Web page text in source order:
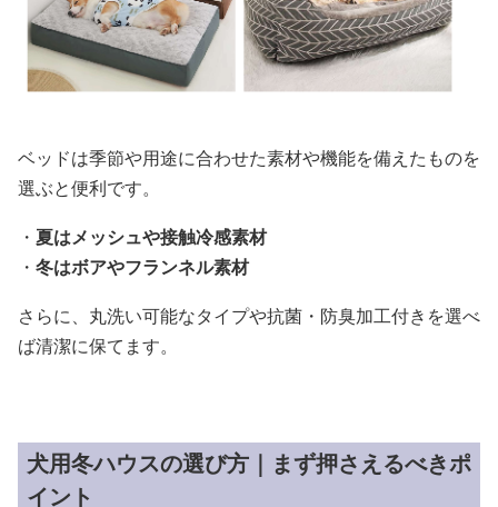
ベッドは季節や用途に合わせた素材や機能を備えたものを
選ぶと便利です。
・ 夏はメッシュや接触冷感素材
・ 冬はボアやフランネル素材
さらに、丸洗い可能なタイプや抗菌・防臭加工付きを選べ
ば清潔に保てます。
犬用冬ハウスの選び方｜まず押さえるべきポ
イント